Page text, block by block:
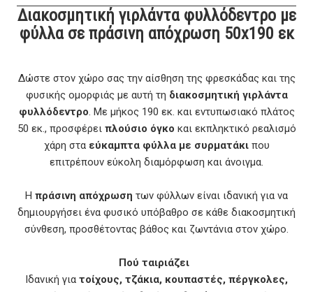
Διακοσμητική γιρλάντα φυλλόδεντρο με
φύλλα σε πράσινη απόχρωση 50x190 εκ
Δώστε στον χώρο σας την αίσθηση της φρεσκάδας και της
φυσικής ομορφιάς με αυτή τη διακοσμητική γιρλάντα
φυλλόδεντρο. Με μήκος 190 εκ. και εντυπωσιακό πλάτος
50 εκ., προσφέρει πλούσιο όγκο και εκπληκτικό ρεαλισμό
χάρη στα εύκαμπτα φύλλα με συρματάκιπου
επιτρέπουν εύκολη διαμόρφωση και άνοιγμα.
Η πράσινη απόχρωση των φύλλων είναι ιδανική για να
δημιουργήσει ένα φυσικό υπόβαθρο σε κάθε διακοσμητική
σύνθεση, προσθέτοντας βάθος και ζωντάνια στον χώρο.
Πού ταιριάζει
Ιδανική για τοίχους, τζάκια, κουπαστές, πέργκολες,